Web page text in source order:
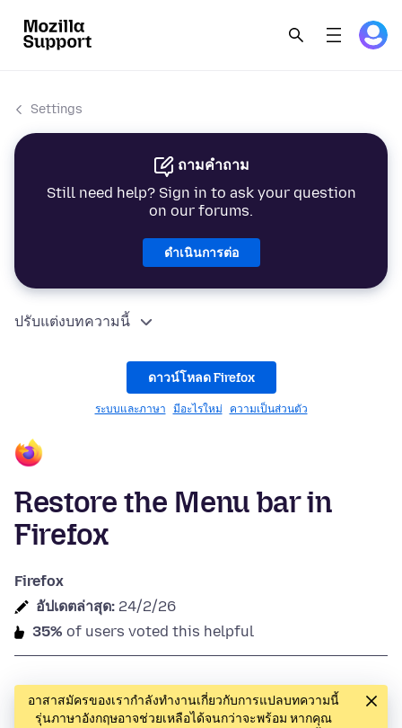
Settings
ถามคำถาม
Still need help? Sign in to ask your question
on our forums.
ดำเนินการต่อ
ปรับแต่งบทความนี้
ดาวน์โหลด Firefox
ระบบและภาษา มีอะไรใหม่ ความเป็นส่วนตัว
Restore the Menu bar in
Firefox
Firefox
อัปเดตล่าสุด: 24/2/26
35% of users voted this helpful
อาสาสมัครของเรากำลังทำงานเกี่ยวกับการแปลบทความนี้
รุ่นภาษาอังกฤษอาจช่วยเหลือได้จนกว่าจะพร้อม หากคุณ